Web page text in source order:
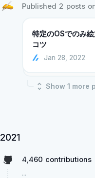
Published 2 posts
特定のOSでのみ
コツ
Jan 28, 2022
Show 1 more
2021
4,460 contributions
...